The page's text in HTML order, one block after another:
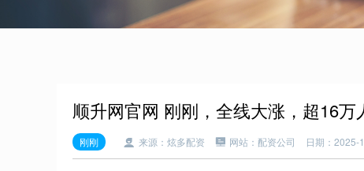
顺升网官网 刚刚，全线大涨，超16
刚刚 来源：炫多配资 网站：配资公司 日期：2025-